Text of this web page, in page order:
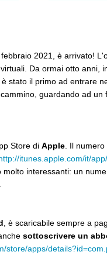
2021, è arrivato!
Da ormai otto anni,
è stato il primo ad entrare
guardando ad un
Store di Apple . Il numero
itunes.apple.com/it/
interessanti: un
, è scaricabile sempre a
sottoscrivere un
store/apps/